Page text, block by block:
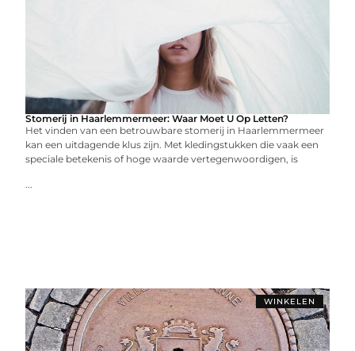
Stomerij in Haarlemmermeer: Waar Moet U Op Letten?
Het vinden van een betrouwbare stomerij in Haarlemmermeer
kan een uitdagende klus zijn. Met kledingstukken die vaak een
speciale betekenis of hoge waarde vertegenwoordigen, is
...
WINKELEN